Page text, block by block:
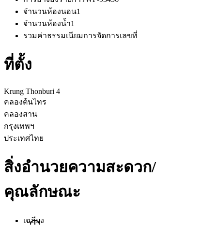
จำนวนห้องนอน1
จำนวนห้องน้ำ1
รวมค่าธรรมเนียมการจัดการเลขที่
ที่ตั้ง
Krung Thonburi 4
คลองต้นไทร
คลองสาน
กรุงเทพฯ
ประเทศไทย
สิ่งอำนวยความสะดวก/
คุณลักษณะ
เฉลียง